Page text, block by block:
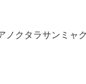
ノクタラサンミ